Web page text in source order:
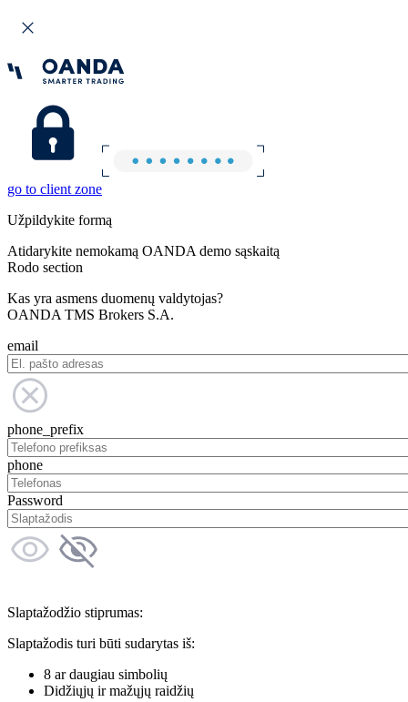
go to client zone
Užpildykite formą
Atidarykite nemokamą OANDA demo sąskaitą
Rodo section
Kas yra asmens duomenų valdytojas?
OANDA TMS Brokers S.A.
email
phone_prefix
phone
Password
Slaptažodžio stiprumas:
Slaptažodis turi būti sudarytas iš:
8 ar daugiau simbolių
Didžiųjų ir mažųjų raidžių